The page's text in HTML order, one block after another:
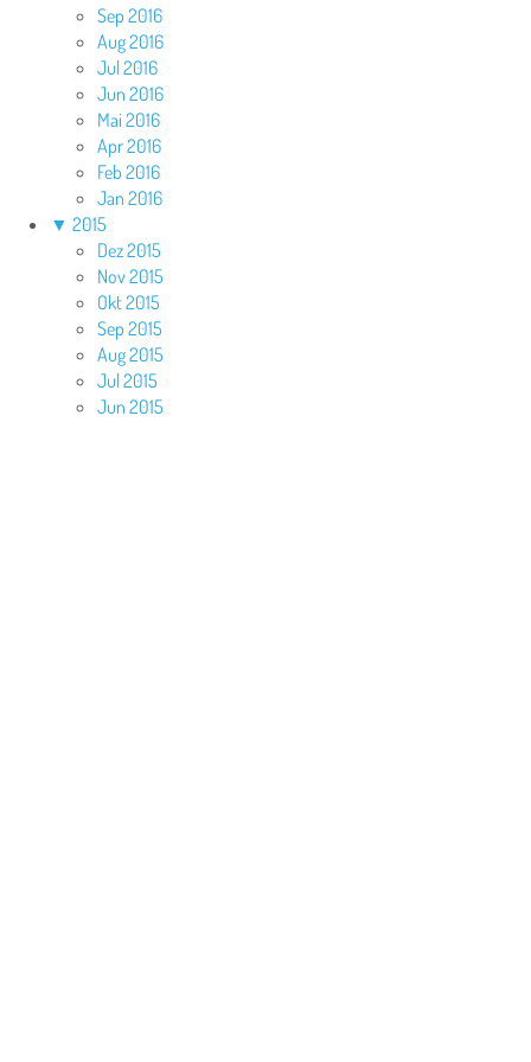
Sep 2016
Aug 2016
Jul 2016
Jun 2016
Mai 2016
Apr 2016
Feb 2016
Jan 2016
▼ 2015
Dez 2015
Nov 2015
Okt 2015
Sep 2015
Aug 2015
Jul 2015
Jun 2015